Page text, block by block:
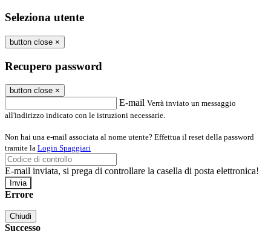
Seleziona utente
button close ×
Recupero password
button close ×
E-mail Verrà inviato un messaggio
all'indirizzo indicato con le istruzioni necessarie.
Non hai una e-mail associata al nome utente? Effettua il reset della password
tramite la Login Spaggiari
E-mail inviata, si prega di controllare la casella di posta elettronica!
Errore
Chiudi
Successo